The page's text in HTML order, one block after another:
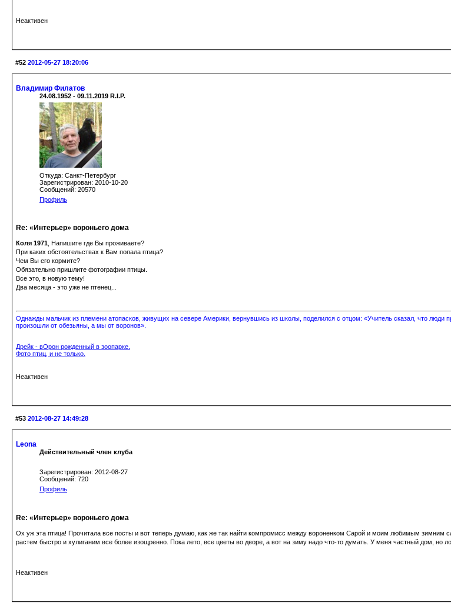
Неактивен
#52 2012-05-27 18:20:06
Владимир Филатов
24.08.1952 - 09.11.2019 R.I.P.
Откуда: Санкт-Петербург
Зарегистрирован: 2010-10-20
Сообщений: 20570
Профиль
Re: «Интерьер» вороньего дома
Коля 1971 , Напишите где Вы проживаете?
При каких обстоятельствах к Вам попала птица?
Чем Вы его кормите?
Обязательно пришлите фотографии птицы.
Все это, в новую тему!
Два месяца - это уже не птенец...
Однажды мальчик из племени атопасков, живущих на севере Америки, вернувшись из школы, поделился с отцом: «Учитель сказал, что люди
произошли от обезьяны, а мы от воронов».
Дрейк - вОрон рожденный в зоопарке.
Фото птиц, и не только.
Неактивен
#53 2012-08-27 14:49:28
Leona
Действительный член клуба
Зарегистрирован: 2012-08-27
Сообщений: 720
Профиль
Re: «Интерьер» вороньего дома
Ох уж эта птица! Прочитала все посты и вот теперь думаю, как же так найти компромисс между вороненком Сарой и моим любимым зимним
растем быстро и хулиганим все более изощренно. Пока лето, все цветы во дворе, а вот на зиму надо что-то думать. У меня частный дом, но
Неактивен